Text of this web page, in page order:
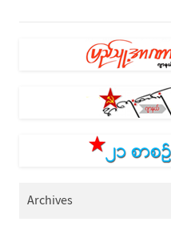
Archives